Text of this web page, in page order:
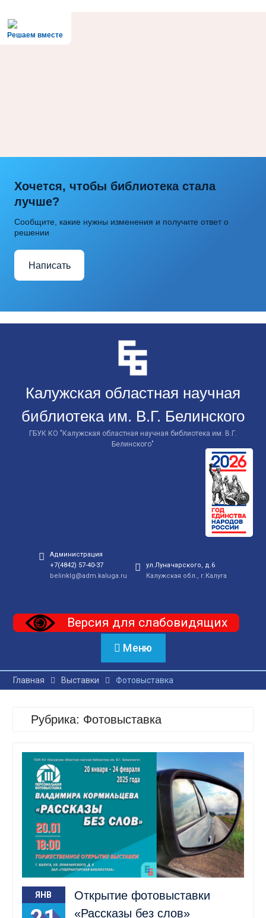
Решаем вместе
Хочется, чтобы библиотека стала
лучше?
Сообщите, какие нужны изменения и получите ответ о
решении
Написать
Калужская областная научная
библиотека им. В.Г. Белинского
ГБУК КО "Калужская областная научная библиотека им. В.Г.
Белинского"
Администрация
+7(4842) 57-40-37
belinklg@adm.kaluga.ru
ул.Луначарского, д.6
Калужская обл., г.Калуга
Версия для слабовидящих
Меню
Главная Выставки Фотовыставка
Рубрика: Фотовыставка
ЯНВ
Открытие фотовыставки
«Рассказы без слов»